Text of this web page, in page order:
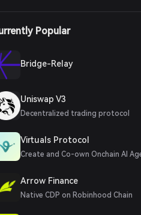
Popular
Bridge-Relay
Uniswap V3
Decentralized trading protocol
Virtuals Protocol
Create and Co-own Onchain AI
Arrow Finance
Native CDP on Robinhood Chain